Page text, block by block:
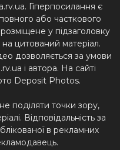
Гіперпосилання є
або часткового
у підзаголовку
цитований матеріал.
дозволяється за умови
і автора. На сайті
Deposit Photos.
поділяти точки зору,
Відповідальність за
в рекламних